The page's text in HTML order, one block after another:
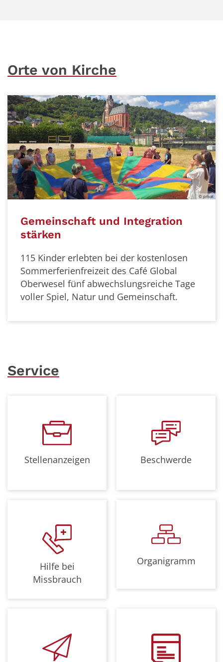
Orte von Kirche
© privat
Gemeinschaft und Integration
stärken
115 Kinder erlebten bei der kostenlosen
Sommerferienfreizeit des Café Global
Oberwesel fünf abwechslungsreiche Tage
voller Spiel, Natur und Gemeinschaft.
Service
Stellenanzeigen Beschwerde
Hilfe bei
Missbrauch
Organigramm